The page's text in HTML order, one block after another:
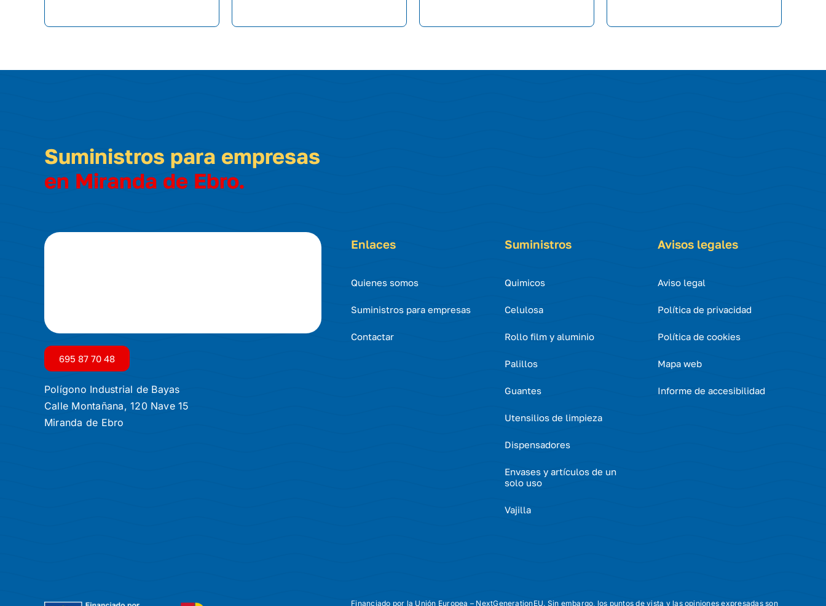
Suministros para empresas
en Miranda de Ebro.
695 87 70 48
Polígono Industrial de Bayas
Calle Montañana, 120 Nave 15
Miranda de Ebro
Enlaces
Quienes somos
Suministros para empresas
Contactar
Suministros
Quimicos
Celulosa
Rollo film y aluminio
Palillos
Guantes
Utensilios de limpieza
Dispensadores
Envases y artículos de un
solo uso
Vajilla
Avisos legales
Aviso legal
Política de privacidad
Política de cookies
Mapa web
Informe de accesibilidad
Financiado por la Unión Europea – NextGenerationEU. Sin embargo, los puntos de vista y las opiniones expresadas son